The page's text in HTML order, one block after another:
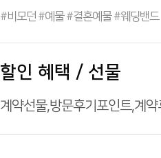
#비모던 #예물 #결혼예물 #웨딩밴드
할인 혜택 / 선물
계약선물,방문후기포인트,계